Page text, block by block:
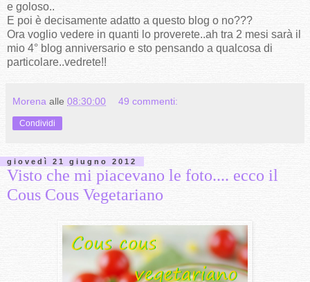
e goloso..
E poi è decisamente adatto a questo blog o no???
Ora voglio vedere in quanti lo proverete..ah tra 2 mesi sarà il
mio 4° blog anniversario e sto pensando a qualcosa di
particolare..vedrete!!
Morena alle 08:30:00 49 commenti:
Condividi
giovedì 21 giugno 2012
Visto che mi piacevano le foto.... ecco il
Cous Cous Vegetariano